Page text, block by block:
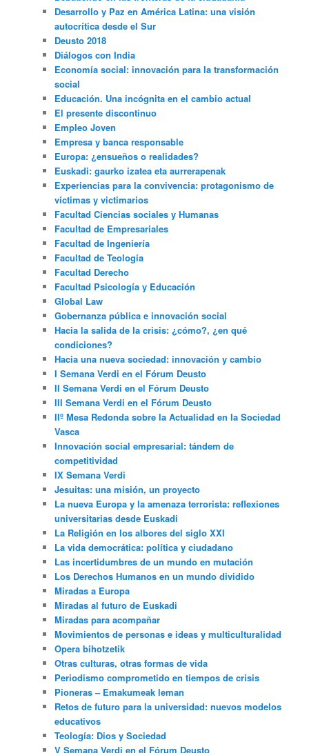
Desarrollo y Paz en América Latina: una visión
autocrítica desde el Sur
Deusto 2018
Diálogos con India
Economía social: innovación para la transformación
social
Educación. Una incógnita en el cambio actual
El presente discontinuo
Empleo Joven
Empresa y banca responsable
Europa: ¿ensueños o realidades?
Euskadi: gaurko izatea eta aurrerapenak
Experiencias para la convivencia: protagonismo de
víctimas y victimarios
Facultad Ciencias sociales y Humanas
Facultad de Empresariales
Facultad de Ingeniería
Facultad de Teología
Facultad Derecho
Facultad Psicología y Educación
Global Law
Gobernanza pública e innovación social
Hacia la salida de la crisis: ¿cómo?, ¿en qué
condiciones?
Hacia una nueva sociedad: innovación y cambio
I Semana Verdi en el Fórum Deusto
II Semana Verdi en el Fórum Deusto
III Semana Verdi en el Fórum Deusto
IIº Mesa Redonda sobre la Actualidad en la Sociedad
Vasca
Innovación social empresarial: tándem de
competitividad
IX Semana Verdi
Jesuitas: una misión, un proyecto
La nueva Europa y la amenaza terrorista: reflexiones
universitarias desde Euskadi
La Religión en los albores del siglo XXI
La vida democrática: política y ciudadano
Las incertidumbres de un mundo en mutación
Los Derechos Humanos en un mundo dividido
Miradas a Europa
Miradas al futuro de Euskadi
Miradas para acompañar
Movimientos de personas e ideas y multiculturalidad
Opera bihotzetik
Otras culturas, otras formas de vida
Periodismo comprometido en tiempos de crisis
Pioneras – Emakumeak leman
Retos de futuro para la universidad: nuevos modelos
educativos
Teología: Dios y Sociedad
V Semana Verdi en el Fórum Deusto